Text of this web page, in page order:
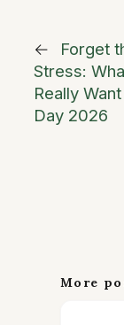
←
Forget
Stress:
Really
Day 2026
More